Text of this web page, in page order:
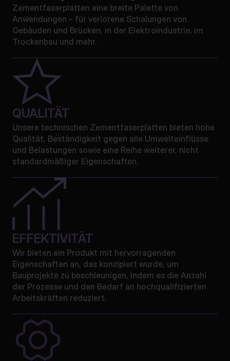
Zementfaserplatten eine breite Palette von
Anwendungen – für verlorene Schalungen von
Gebäuden und Brücken, in der Elektroindustrie, im
Trockenbau und mehr.
QUALITÄT
Unsere technischen Zementfaserplatten bieten hohe
Qualität, Beständigkeit gegen alle Umwelteinflüsse
und Belastungen sowie eine Reihe weiterer, nicht
standardmäßiger Eigenschaften.
EFFEKTIVITÄT
Wir bieten ein Produkt mit hervorragenden
Eigenschaften an, das konzipiert wurde, um
Bauprojekte zu beschleunigen, indem es die Anzahl
der Prozesse und den Bedarf an hochqualifizierten
Arbeitskräften reduziert.